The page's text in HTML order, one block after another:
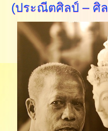
(ประณีตศิลป์ – ศิ